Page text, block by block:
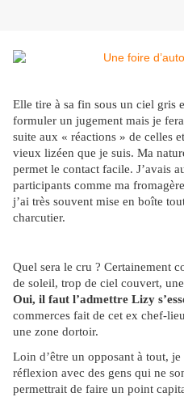
Elle tire à sa fin sous un ciel gris
formuler un jugement mais je
suite aux « réactions » de celles
vieux lizéen que je suis. Ma
permet le contact facile. J’avais
participants comme ma
j’ai très souvent mise en boîte
charcutier.
Quel sera le cru ? Certainement
de soleil, trop de ciel couvert,
Oui, il faut l’admettre Lizy
commerces fait de cet ex chef-
une zone dortoir.
Loin d’être un opposant à tout,
réflexion avec des gens qui ne
permettrait de faire un point